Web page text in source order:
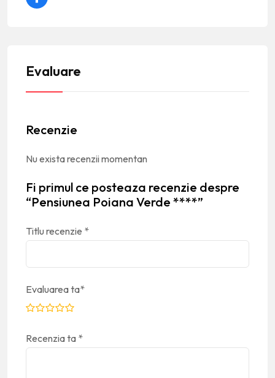
Evaluare
Recenzie
Nu exista recenzii momentan
Fi primul ce posteaza recenzie despre
“Pensiunea Poiana Verde ****”
Titlu recenzie *
Evaluarea ta*
Recenzia ta *